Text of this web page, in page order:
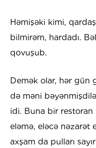
Həmişəki kimi,
bilmirəm, hardadı.
qovuşub.
Demək olar, hər gün
də məni
idi. Buna bir restoran
eləmə, eləcə nəzarət
axşam da pulları